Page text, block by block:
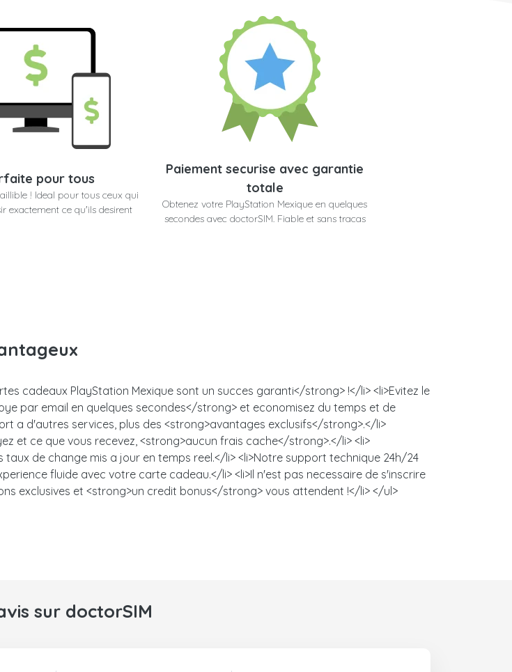
pour tous
! Ideal pour tous ceux qui
exactement ce qu'ils desirent
Paiement securise avec garantie
totale
Obtenez votre PlayStation Mexique en quelques
secondes avec doctorSIM. Fiable et sans tracas
cadeaux PlayStation Mexique sont un succes garanti</strong> !</li> <li>Evitez le
par email en quelques secondes</strong> et economisez du temps et de
a d'autres services, plus des <strong>avantages exclusifs</strong>.</li>
et ce que vous recevez, <strong>aucun frais cache</strong>.</li> <li>
de change mis a jour en temps reel.</li> <li>Notre support technique 24h/24
fluide avec votre carte cadeau.</li> <li>Il n'est pas necessaire de s'inscrire
exclusives et <strong>un credit bonus</strong> vous attendent !</li> </ul>
sur doctorSIM